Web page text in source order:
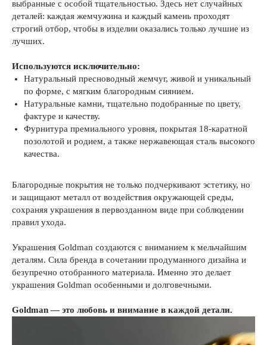
выбранные с особой тщательностью. Здесь нет случайных
деталей: каждая жемчужина и каждый камень проходят
строгий отбор, чтобы в изделии оказались только лучшие из
лучших.
Используются исключительно:
Натуральный пресноводный жемчуг, живой и уникальный
по форме, с мягким благородным сиянием.
Натуральные камни, тщательно подобранные по цвету,
фактуре и качеству.
Фурнитура премиального уровня, покрытая 18-каратной
позолотой и родием, а также нержавеющая сталь высокого
качества.
Благородные покрытия не только подчеркивают эстетику, но
и защищают металл от воздействия окружающей среды,
сохраняя украшения в первозданном виде при соблюдении
правил ухода.
Украшения Goldman создаются с вниманием к мельчайшим
деталям. Сила бренда в сочетании продуманного дизайна и
безупречно отобранного материала. Именно это делает
украшения Goldman особенными и долговечными.
Goldman — это любовь и внимание в каждой детали.